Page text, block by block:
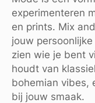
experimenteren
en prints. Mix
jouw
zien wie je bent
houdt van
bohemian vibes,
bij jouw smaak.